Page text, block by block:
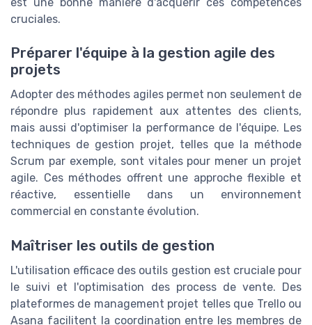
cruciales.
Préparer l'équipe à la gestion agile des
projets
Adopter des méthodes agiles permet non seulement de
répondre plus rapidement aux attentes des clients,
mais aussi d'optimiser la performance de l'équipe. Les
techniques de gestion projet, telles que la méthode
Scrum par exemple, sont vitales pour mener un projet
agile. Ces méthodes offrent une approche flexible et
réactive, essentielle dans un environnement
commercial en constante évolution.
Maîtriser les outils de gestion
L'utilisation efficace des outils gestion est cruciale pour
le suivi et l'optimisation des process de vente. Des
plateformes de management projet telles que Trello ou
Asana facilitent la coordination entre les membres de